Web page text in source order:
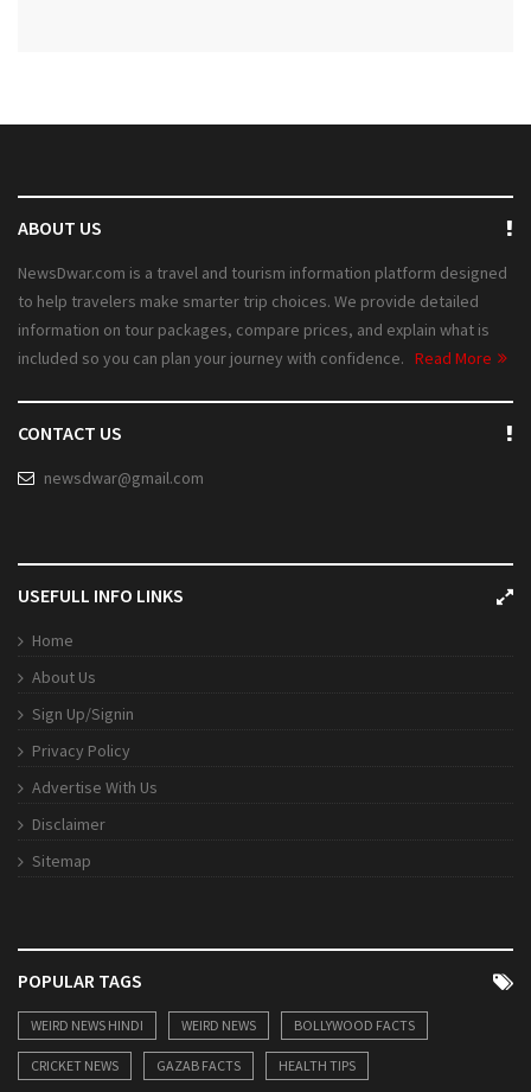
ABOUT US
NewsDwar.com is a travel and tourism information platform designed
to help travelers make smarter trip choices. We provide detailed
information on tour packages, compare prices, and explain what is
included so you can plan your journey with confidence. Read More
CONTACT US
newsdwar@gmail.com
USEFULL INFO LINKS
Home
About Us
Sign Up/Signin
Privacy Policy
Advertise With Us
Disclaimer
Sitemap
POPULAR TAGS
WEIRD NEWS HINDI WEIRD NEWS BOLLYWOOD FACTS
CRICKET NEWS GAZAB FACTS HEALTH TIPS